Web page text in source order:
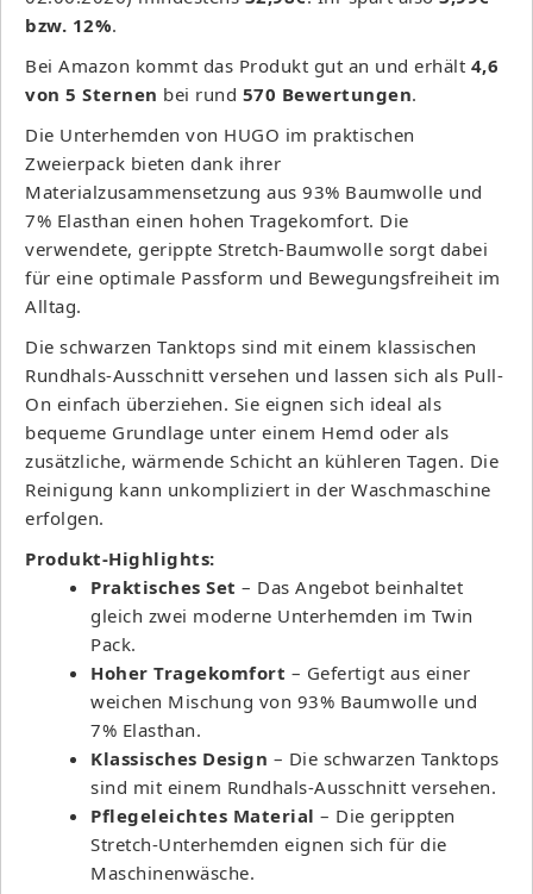
bzw. 12%.
Bei Amazon kommt das Produkt gut an und erhält 4,6
von 5 Sternen bei rund 570 Bewertungen.
Die Unterhemden von HUGO im praktischen
Zweierpack bieten dank ihrer
Materialzusammensetzung aus 93% Baumwolle und
7% Elasthan einen hohen Tragekomfort. Die
verwendete, gerippte Stretch-Baumwolle sorgt dabei
für eine optimale Passform und Bewegungsfreiheit im
Alltag.
Die schwarzen Tanktops sind mit einem klassischen
Rundhals-Ausschnitt versehen und lassen sich als Pull-
On einfach überziehen. Sie eignen sich ideal als
bequeme Grundlage unter einem Hemd oder als
zusätzliche, wärmende Schicht an kühleren Tagen. Die
Reinigung kann unkompliziert in der Waschmaschine
erfolgen.
Produkt-Highlights:
Praktisches Set – Das Angebot beinhaltet
gleich zwei moderne Unterhemden im Twin
Pack.
Hoher Tragekomfort – Gefertigt aus einer
weichen Mischung von 93% Baumwolle und
7% Elasthan.
Klassisches Design – Die schwarzen Tanktops
sind mit einem Rundhals-Ausschnitt versehen.
Pflegeleichtes Material – Die gerippten
Stretch-Unterhemden eignen sich für die
Maschinenwäsche.